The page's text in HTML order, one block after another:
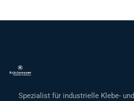
Spezialist für industrielle Klebe- und